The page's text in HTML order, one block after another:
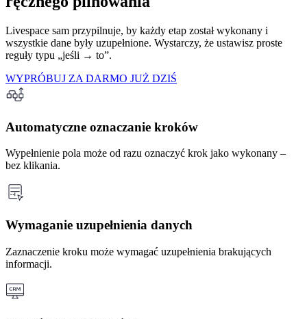
Livespace sam przypilnuje, by każdy etap został wykonany i
wszystkie dane były uzupełnione. Wystarczy, że ustawisz proste
reguły typu „jeśli → to”.
WYPRÓBUJ ZA DARMO JUŻ DZIŚ
Automatyczne oznaczanie kroków
Wypełnienie pola może od razu oznaczyć krok jako wykonany –
bez klikania.
Wymaganie uzupełnienia danych
Zaznaczenie kroku może wymagać uzupełnienia brakujących
informacji.